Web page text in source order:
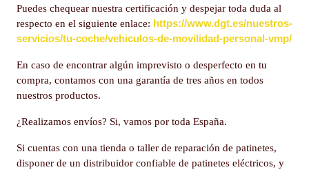
Puedes chequear nuestra certificación y despejar toda duda al
respecto en el siguiente enlace: https://www.dgt.es/nuestros-
servicios/tu-coche/vehiculos-de-movilidad-personal-vmp/
En caso de encontrar algún imprevisto o desperfecto en tu
compra, contamos con una garantía de tres años en todos
nuestros productos.
¿Realizamos envíos? Si, vamos por toda España.
Si cuentas con una tienda o taller de reparación de patinetes,
disponer de un distribuidor confiable de patinetes eléctricos, y